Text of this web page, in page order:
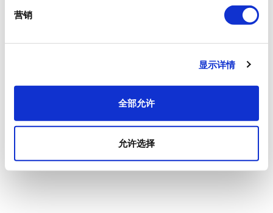
营销
显示详情
全部允许
允许选择